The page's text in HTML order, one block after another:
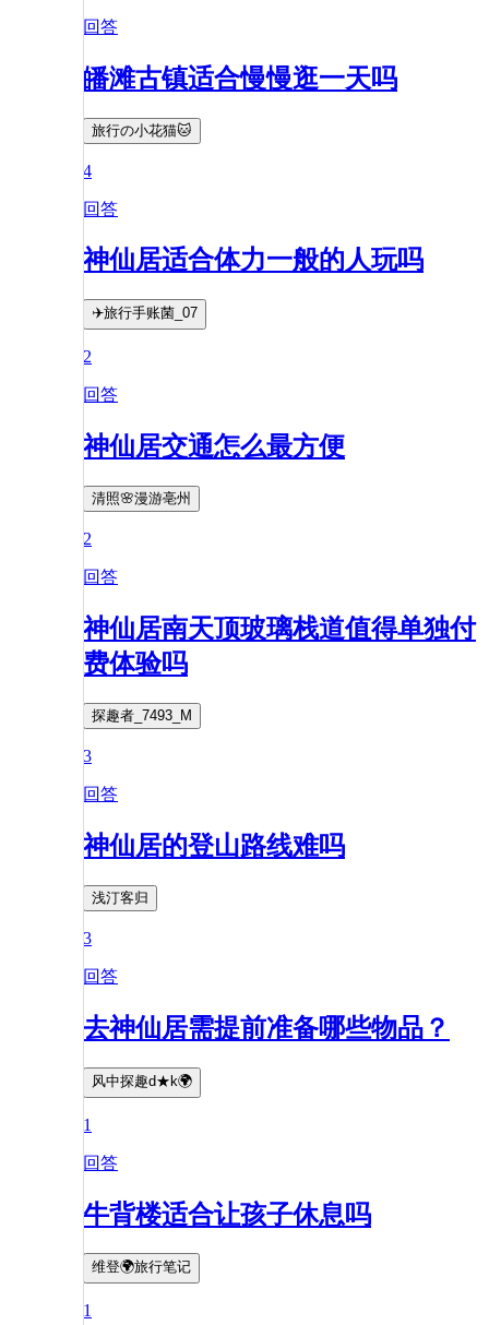
回答
皤滩古镇适合慢慢逛一天吗
旅行の小花猫🐱
4
回答
神仙居适合体力一般的人玩吗
✈️旅行手账菌_07
2
回答
神仙居交通怎么最方便
清照🌸漫游亳州
2
回答
神仙居南天顶玻璃栈道值得单独付
费体验吗
探趣者_7493_M
3
回答
神仙居的登山路线难吗
浅汀客归
3
回答
去神仙居需提前准备哪些物品？
风中探趣d★k🌍
1
回答
牛背楼适合让孩子休息吗
维登🌍旅行笔记
1